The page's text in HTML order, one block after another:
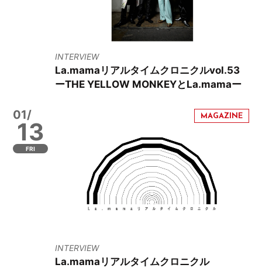
INTERVIEW
La.mamaリアルタイムクロニクルvol.53
ーTHE YELLOW MONKEYとLa.mamaー
01/
13
FRI
INTERVIEW
La.mamaリアルタイムクロニクル